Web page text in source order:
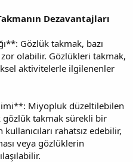
Dezavantajları
Gözlük takmak, bazı
zor olabilir. Gözlükleri takmak,
aktivitelerle ilgilenenler
Miyopluk düzeltilebilen
takmak sürekli bir
rahatsız edebilir,
veya gözlüklerin